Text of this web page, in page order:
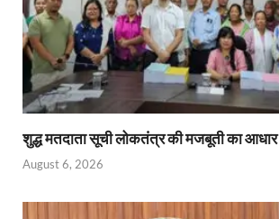
शुद्ध मतदाता सूची लोकतंत्र की मजबूती का आधार
August 6, 2026